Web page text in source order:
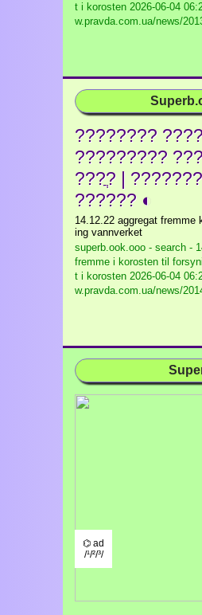
t i korosten 2026-06-04
w.pravda.com.ua/news/
????????
?????????
| ?????????
?????? ◐
14.12.22 aggregat fremme
ing vannverket
superb.ook.ooo - search -
fremme i korosten til
t i korosten 2026-06-04
w.pravda.com.ua/news/
⌬ ad
/¹/²/³/